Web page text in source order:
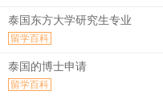
泰国东方大学研究生专业
留学百科
泰国的博士申请
留学百科